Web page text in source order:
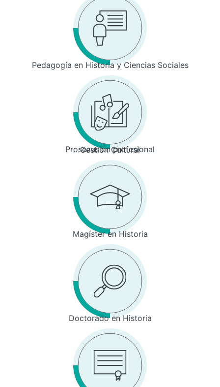
Pedagogía en Historia y Ciencias Sociales
Prosecusión profesional
Gestión Cultural
Magíster en Historia
Doctorado en Historia